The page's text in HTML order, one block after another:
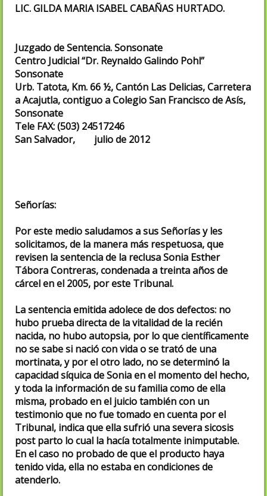
LIC. GILDA MARIA ISABEL CABAÑAS HURTADO.
Juzgado de Sentencia. Sonsonate
Centro Judicial “Dr. Reynaldo Galindo Pohl”
Sonsonate
Urb. Tatota, Km. 66 ½, Cantón Las Delicias, Carretera
a Acajutla, contiguo a Colegio San Francisco de Asís,
Sonsonate
Tele FAX: (503) 24517246
San Salvador, julio de 2012
Señorías:
Por este medio saludamos a sus Señorías y les
solicitamos, de la manera más respetuosa, que
revisen la sentencia de la reclusa Sonia Esther
Tábora Contreras, condenada a treinta años de
cárcel en el 2005, por este Tribunal.
La sentencia emitida adolece de dos defectos: no
hubo prueba directa de la vitalidad de la recién
nacida, no hubo autopsia, por lo que científicamente
no se sabe si nació con vida o se trató de una
mortinata, y por el otro lado, no se determinó la
capacidad síquica de Sonia en el momento del hecho,
y toda la información de su familia como de ella
misma, probado en el juicio también con un
testimonio que no fue tomado en cuenta por el
Tribunal, indica que ella sufrió una severa sicosis
post parto lo cual la hacía totalmente inimputable.
En el caso no probado de que el producto haya
tenido vida, ella no estaba en condiciones de
atenderlo.